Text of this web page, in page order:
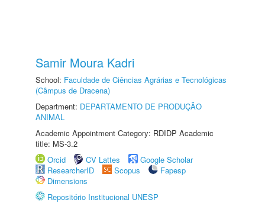
Samir Moura Kadri
School: Faculdade de Ciências Agrárias e Tecnológicas
(Câmpus de Dracena)
Department: DEPARTAMENTO DE PRODUÇÃO
ANIMAL
Academic Appointment Category: RDIDP Academic
title: MS-3.2
Orcid
CV Lattes
Google Scholar
ResearcherID
Scopus
Fapesp
Dimensions
Repositório Institucional UNESP